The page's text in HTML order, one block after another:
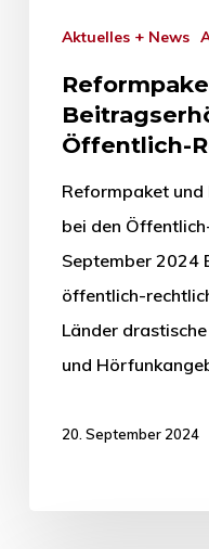
Aktuelles + News
Öffentlich-
Reformpaket und
bei den
September 2024
öffentlich-
Länder
und
20. September 2024